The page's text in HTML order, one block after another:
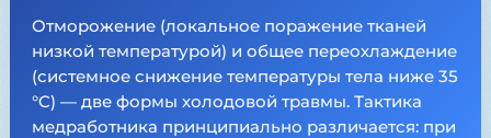
Отморожение (локальное поражение тканей
низкой температурой) и общее переохлаждение
(системное снижение температуры тела ниже 35
°C) — две формы холодовой травмы. Тактика
медработника принципиально различается: при